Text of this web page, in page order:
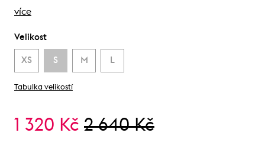
více
Velikost
XS S M L
Tabulka velikostí
1 320 Kč 2 640 Kč